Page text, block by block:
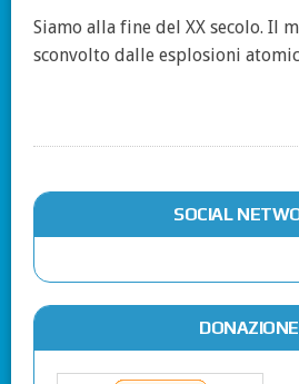
Siamo alla fine del XX secolo. Il
sconvolto dalle esplosioni
SOCIAL
DONAZIONE